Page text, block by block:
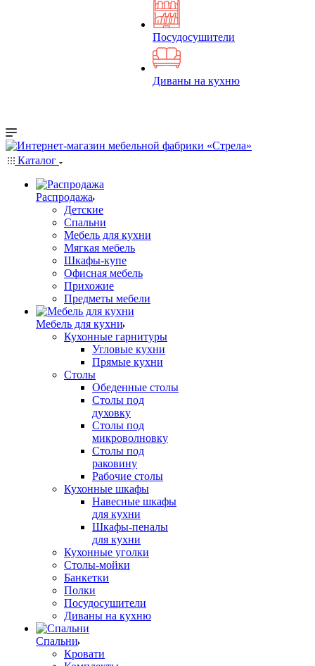
Посудосушители
Диваны на кухню
Каталог
Распродажа
Детские
Спальни
Мебель для кухни
Мягкая мебель
Шкафы-купе
Офисная мебель
Прихожие
Предметы мебели
Мебель для кухни
Кухонные гарнитуры
Угловые кухни
Прямые кухни
Столы
Обеденные столы
Столы под
духовку
Столы под
микроволновку
Столы под
раковину
Рабочие столы
Кухонные шкафы
Навесные шкафы
для кухни
Шкафы-пеналы
для кухни
Кухонные уголки
Столы-мойки
Банкетки
Полки
Посудосушители
Диваны на кухню
Спальни
Кровати